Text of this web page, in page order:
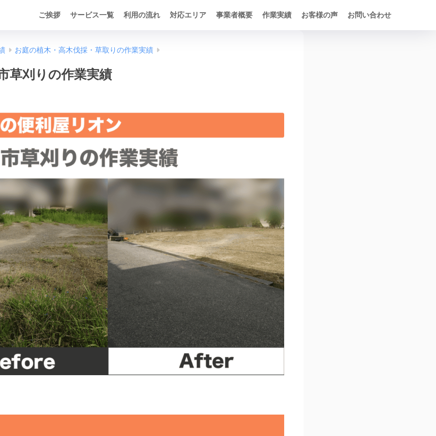
ご挨拶 サービス一覧 利用の流れ 対応エリア 事業者概要 作業実績 お客様の声 お問い合わせ
お庭の植木・高木伐採・草取りの作業実績
草刈りの作業実績